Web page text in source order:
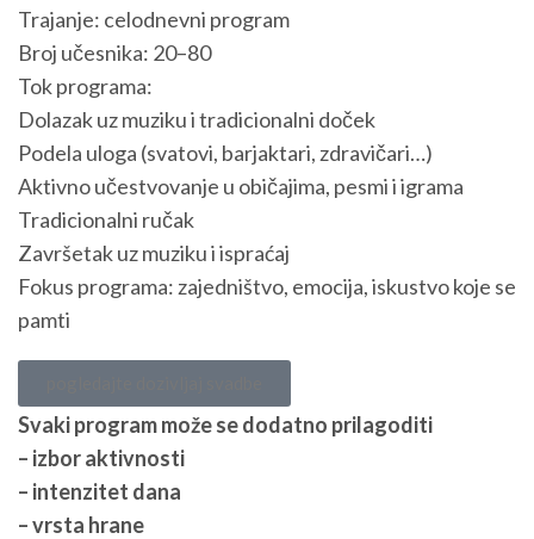
Trajanje: celodnevni program
Broj učesnika: 20–80
Tok programa:
Dolazak uz muziku i tradicionalni doček
Podela uloga (svatovi, barjaktari, zdravičari…)
Aktivno učestvovanje u običajima, pesmi i igrama
Tradicionalni ručak
Završetak uz muziku i ispraćaj
Fokus programa: zajedništvo, emocija, iskustvo koje se
pamti
Svaki program može se dodatno prilagoditi
– izbor aktivnosti
– intenzitet dana
– vrsta hrane